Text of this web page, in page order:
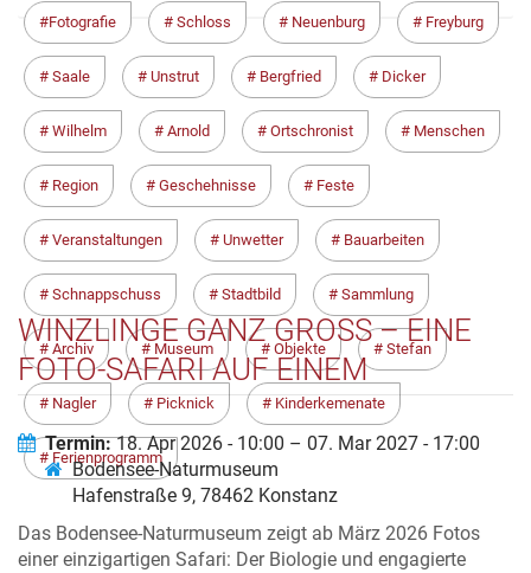
Fotografie Schloss Neuenburg Freyburg
Saale Unstrut Bergfried Dicker
Wilhelm Arnold Ortschronist Menschen
Region Geschehnisse Feste
Veranstaltungen Unwetter Bauarbeiten
Schnappschuss Stadtbild Sammlung
Archiv Museum Objekte Stefan
Nagler Picknick Kinderkemenate
Ferienprogramm
WINZLINGE GANZ GROSS – EINE F
OTO-SAFARI AUF EINEM Q
UADRATMETER KONSTANZ
Termin:18. Apr 2026 - 10:00 – 07. Mar 2027 - 17:00
Bodensee-Naturmuseum
Hafenstraße 9, 78462 Konstanz
Das Bodensee-Naturmuseum zeigt ab März 2026 Fotos
einer einzigartigen Safari: Der Biologie und engagierte